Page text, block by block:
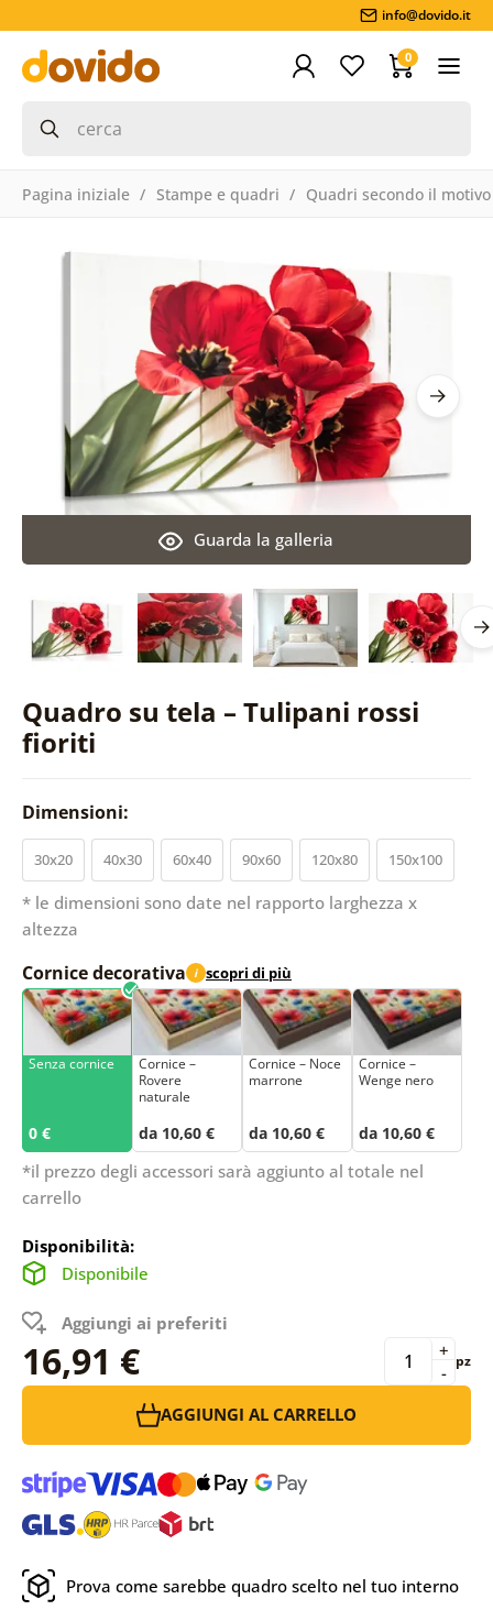
info@dovido.it
0
Pagina iniziale Stampe e quadri Quadri secondo il motivo
Quadro su tela – Tulipani rossi
fioriti
Guarda la galleria
Dimensioni:
30x20 40x30 60x40 90x60 120x80 150x100
* le dimensioni sono date nel rapporto larghezza x
altezza
Cornice decorativa i scopri di più
Senza cornice
0 €
Cornice –
Rovere
naturale
da 10,60 €
Cornice – Noce
marrone
da 10,60 €
Cornice –
Wenge nero
da 10,60 €
*il prezzo degli accessori sarà aggiunto al totale nel
carrello
Disponibilità:
Disponibile
Aggiungi ai preferiti
16,91 € -
+ pz
AGGIUNGI AL CARRELLO
Prova come sarebbe quadro scelto nel tuo interno